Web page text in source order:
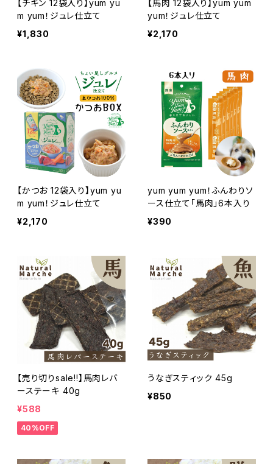
【チキン 12袋入り】yum yu
m yum！ジュレ仕立て
¥1,830
【馬肉 12袋入り】yum yum
yum！ジュレ仕立て
¥2,170
【かつお 12袋入り】yum yu
m yum！ジュレ仕立て
¥2,170
yum yum yum！ふんわりソ
ース仕立て「馬肉」6本入り
¥390
【売り切りsale!!】馬肉レバ
ーステーキ 40g
¥588
40%OFF
うなぎスティック 45g
¥850